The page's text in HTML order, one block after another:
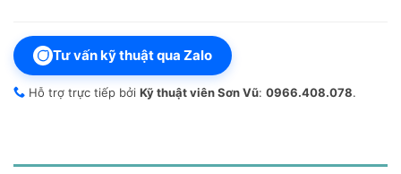
Tư vấn kỹ thuật qua Zalo
Hỗ trợ trực tiếp bởi Kỹ thuật viên Sơn Vũ: 0966.408.078.